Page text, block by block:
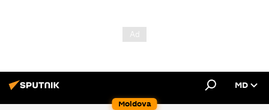
Moldova
MD